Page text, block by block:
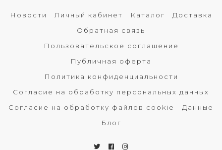
Новости Личный кабинет Каталог
Доставка
Обратная связь
Пользовательское соглашение
Публичная оферта
Политика конфиденциальности
Согласие на обработку персональных данных
Согласие на обработку файлов cookie
Данные
Блог